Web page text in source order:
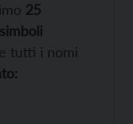
25
simboli
tutti i nomi